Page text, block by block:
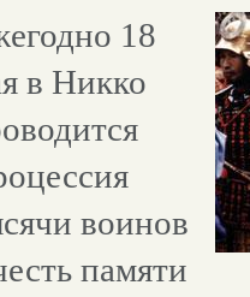
18
в Никко
воинов
памяти